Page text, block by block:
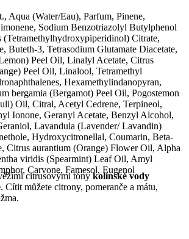
Aqua (Water/Eau), Parfum, Pinene,
Sodium Benzotriazolyl Butylphenol
(Tetramethylhydroxypiperidinol) Citrate,
Buteth-3, Tetrasodium Glutamate Diacetate,
Peel Oil, Linalyl Acetate, Citrus
Peel Oil, Linalool, Tetramethyl
Hexamethylindanopyran,
bergamia (Bergamot) Peel Oil, Pogostemon
Oil, Citral, Acetyl Cedrene, Terpineol,
Ionone, Geranyl Acetate, Benzyl Alcohol,
Lavandula (Lavender/ Lavandin)
Hydroxycitronellal, Coumarin, Beta-
Citrus aurantium (Orange) Flower Oil, Alpha
viridis (Spearmint) Leaf Oil, Amyl
Carvone, Famesol, Eugenol
citrusovými tónykolínské vody
. Cítit můžete citrony, pomeranče a mátu,